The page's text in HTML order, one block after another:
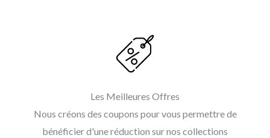
Les Meilleures Offres
Nous créons des coupons pour vous permettre de
bénéficier d'une réduction sur nos collections